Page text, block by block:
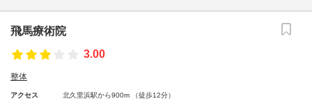
飛馬療術院
3.00
整体
アクセス 北久里浜駅から900m （徒歩12分）